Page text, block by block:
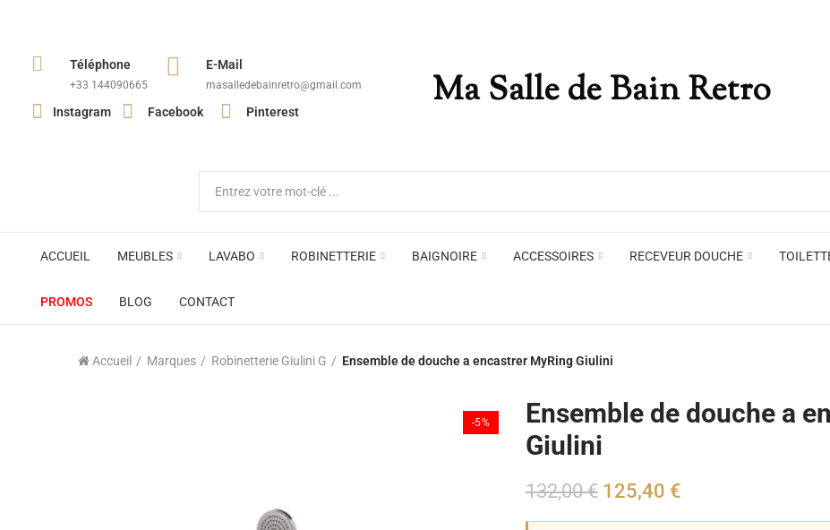
Téléphone
+33 144090665​
E-Mail
masalledebainretro@gmail.com
Instagram Facebook Pinterest Ma Salle de Bain Retro
ACCUEIL MEUBLES LAVABO ROBINETTERIE BAIGNOIRE ACCESSOIRES RECEVEUR DOUCHE
Plafonniers , spots et pendants
Voir toute la marque →
PROMOS BLOG CONTACT
Appliques murales Miroirs
Accueil Marques Robinetterie Giulini G Ensemble de douche a encastrer MyRing Giulini
-5%
Ensemble de douche a
Giulini
132,00 € 125,40 €